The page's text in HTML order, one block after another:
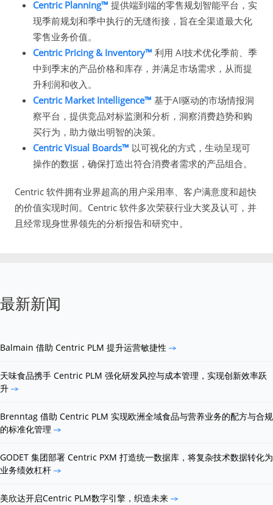
Centric Planning™ 提供端到端的零售规划智能平台，实
现季前规划和季中执行的无缝衔接，旨在全渠道最大化
零售业务价值。
Centric Pricing & Inventory™ 利用 AI技术优化季前、季
中到季末的产品价格和库存，并满足市场需求，从而提
升利润和收入。
Centric Market Intelligence™ 基于AI驱动的市场情报洞
察平台，提供竞品对标监测和分析，洞察消费趋势和购
买行为，助力做出明智的决策。
Centric Visual Boards™ 以可视化的方式，生动呈现可
操作的数据，确保打造出符合消费者需求的产品组合。
Centric 软件拥有业界超高的用户采用率、客户满意度和超快
的价值实现时间。Centric 软件多次荣获行业大奖及认可，并
且经常现身世界领先的分析报告和研究中。
最新新闻
Balmain 借助 Centric PLM 提升运营敏捷性
天味食品携手 Centric PLM 强化研发风控与成本管理，实现创新效率跃
升
Brenntag 借助 Centric PLM 实现欧洲全域食品与营养业务的配方与合规
的标准化管理
GODET 集团部署 Centric PXM 打造统一数据库，将复杂技术数据转化为
业务绩效杠杆
美欣达开启Centric PLM数字引擎，织造未来